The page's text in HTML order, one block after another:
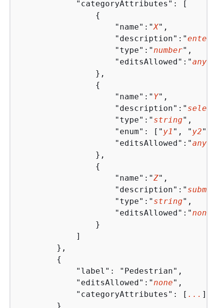
            "categoryAttributes": [
{
                    "name":"
X",
                    "description":"
enter
                    "type":"
number",
                    "editsAllowed":"
any
                },
{
                    "name":"
Y",
                    "description":"
                    "type":"
string",
                    "enum": ["
y1 ", " y2"],
                    "editsAllowed":"
any
                },
{
                    "name":"
Z",
                    "description":"
                    "type":"
string",
                    "editsAllowed":"
none
                }
            ]
        },
{
            "label": "Pedestrian",
            "editsAllowed":"
none",
            "categoryAttributes": [
... ]
        }